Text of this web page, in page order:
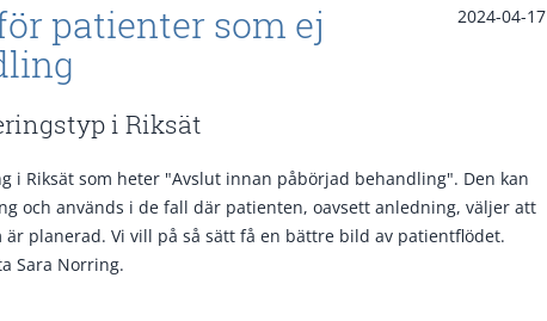
patienter som ej
2024-04-17
i Riksät
i Riksät som heter "Avslut innan påbörjad behandling". Den kan
och används i de fall där patienten, oavsett anledning, väljer att
planerad. Vi vill på så sätt få en bättre bild av patientflödet.
Sara Norring.